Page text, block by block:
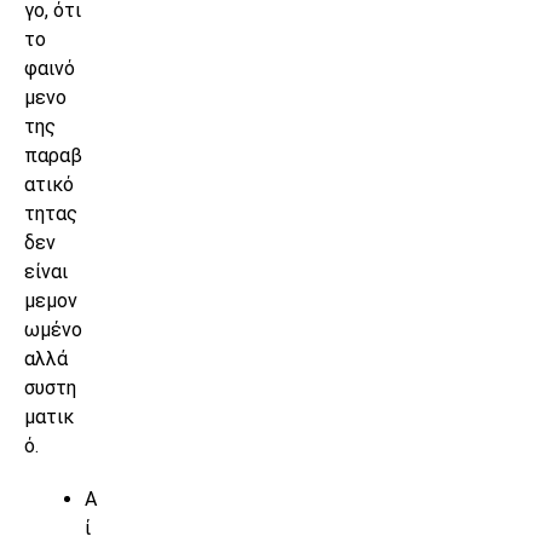
γο, ότι
το
φαινό
μενο
της
παραβ
ατικό
τητας
δεν
είναι
μεμον
ωμένο
αλλά
συστη
ματικ
ό.
Α
ί